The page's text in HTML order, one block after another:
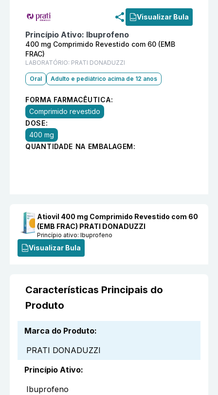
Visualizar Bula
Princípio Ativo: Ibuprofeno
400 mg Comprimido Revestido com 60 (EMB
FRAC)
LABORATÓRIO: PRATI DONADUZZI
Oral Adulto e pediátrico acima de 12 anos
FORMA FARMACÊUTICA:
Comprimido revestido
DOSE:
400 mg
QUANTIDADE NA EMBALAGEM:
Atiovil 400 mg Comprimido Revestido com 60
(EMB FRAC) PRATI DONADUZZI
Princípio ativo:Ibuprofeno
Visualizar Bula
Características Principais do
Produto
Marca do Produto:
PRATI DONADUZZI
Princípio Ativo:
Ibuprofeno